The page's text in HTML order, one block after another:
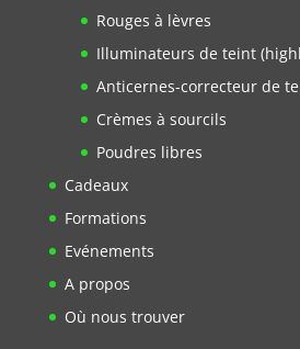
Rouges à lèvres
Illuminateurs de teint
Anticernes-correcteur de
Crèmes à sourcils
Poudres libres
Cadeaux
Formations
Evénements
A propos
Où nous trouver